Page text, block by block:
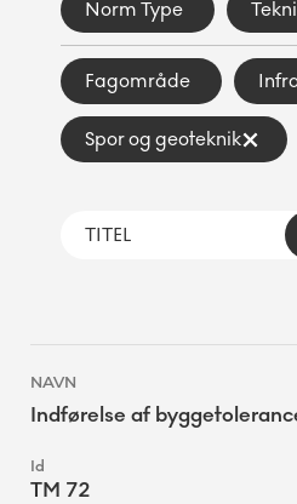
Norm Type
Fagområde
Spor og geoteknik
Indførelse af
TM 72